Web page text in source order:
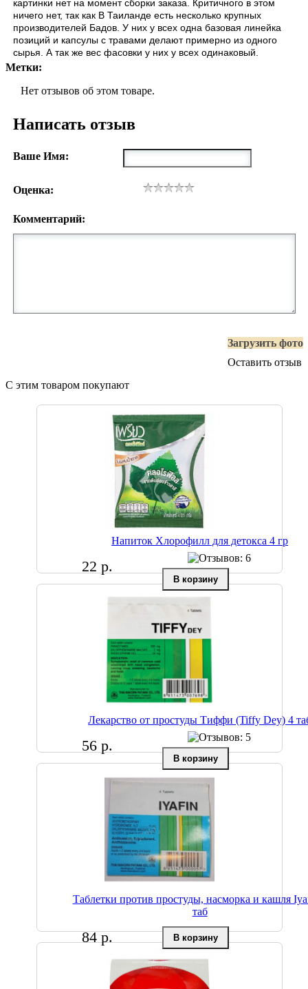
картинки нет на момент сборки заказа. Критичного в этом
ничего нет, так как В Таиланде есть несколько крупных
производителей Бадов. У них у всех одна базовая линейка
позиций и капсулы с травами делают примерно из одного
сырья. А так же вес фасовки у них у всех одинаковый.
Метки:
Нет отзывов об этом товаре.
Написать отзыв
Ваше Имя:
Оценка:
Комментарий:
Загрузить фото
Оставить отзыв
С этим товаром покупают
Напиток Хлорофилл для детокса 4 гр
22 р.
Лекарство от простуды Тиффи (Tiffy Dey) 4
56 р.
Таблетки против простуды, насморка и кашля
таб
84 р.